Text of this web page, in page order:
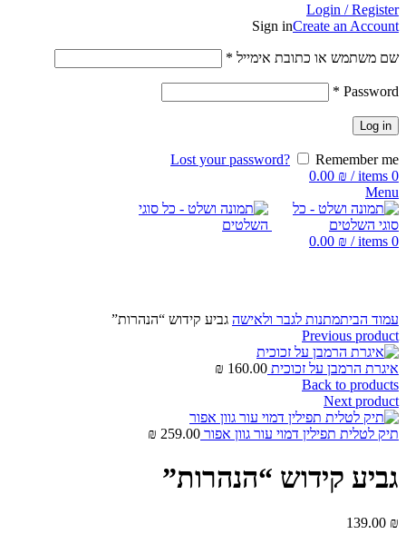
Login / Register
Sign inCreate an Account
שם משתמש או כתובת אימייל *
Password
*
Log in
Lost your password?
Remember me
0
items
/
0.00 ₪
Menu
0
items
/
0.00 ₪
עמוד הביתמתנות לגבר ולאישה גביע קידוש “הנהרות”
Previous product
איגרת הרמבן על זכוכית 160.00
₪
Back to products
Next product
תיק לטלית תפילין דמוי עור גוון אפור 259.00
₪
גביע קידוש “הנהרות”
139.00 ₪